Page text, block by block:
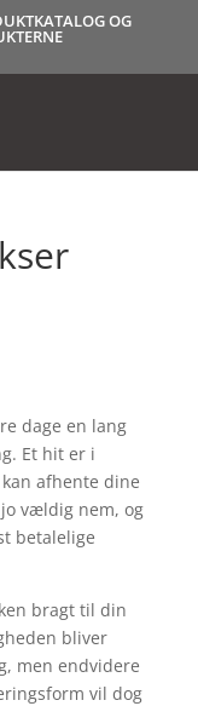
OG
dage en lang
Et hit er i
afhente dine
vældig nem, og
betalelige
bragt til din
bliver
men endvidere
vil dog